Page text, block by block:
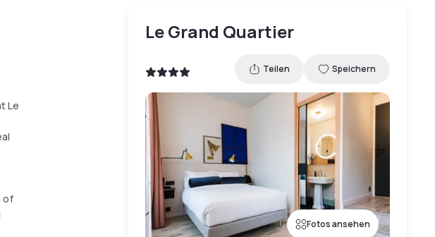
Le
of
Le Grand Quartier
Teilen Speichern
Fotos ansehen